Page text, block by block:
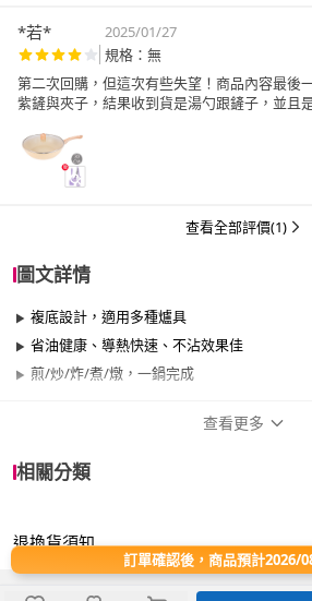
*若* 2025/01/27
規格：無
第二次回購，但這次有些失望！商品內容最後
紫鏟與夾子，結果收到貨是湯勺跟鏟子，並且
查看全部評價(1)
圖文詳情
複底設計，適用多種爐具
省油健康、導熱快速、不沾效果佳
煎/炒/炸/煮/燉，一鍋完成
尺寸 30cm~34cm
材質 其他合金
查看更多
相關分類
退換貨須知
訂單確認後，商品預計2026/